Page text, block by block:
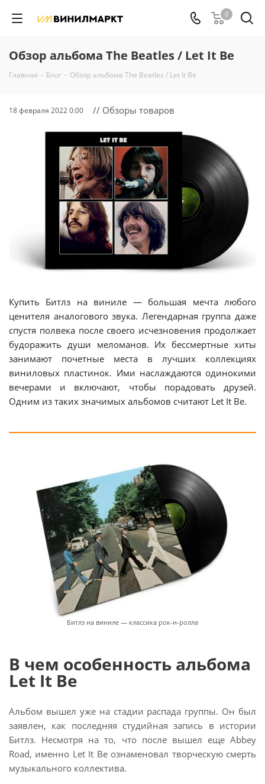
0
Обзор альбома The Beatles / Let It Be
Главная - Блог - Обзор альбома The Beatles / Let It Be
18 февраля 2022 0:00 // Обзоры товаров
Купить Битлз на виниле — большая мечта любого
ценителя аналогового звука. Легендарная группа даже
спустя полвека после своего исчезновения продолжает
будоражить души меломанов. Их бессмертные хиты
занимают почетные места в лучших коллекциях
виниловых пластинок. Ими наслаждаются одинокими
вечерами и включают, чтобы порадовать друзей.
Одним из таких значимых альбомов считают Let It Be.
Битлз на виниле — классика рок-н-ролла
В чем особенность альбома
Let It Be
Альбом вышел уже на стадии распада группы. Он был
заявлен, как последняя студийная запись в истории
Битлз. Несмотря на то, что после вышел еще Abbey
Road, именно Let It Be ознаменовал творческую смерть
музыкального коллектива.